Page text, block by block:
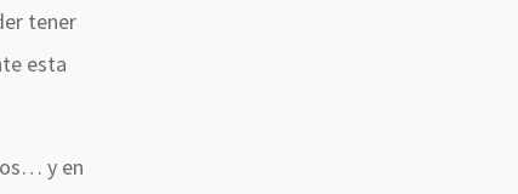
tener
esta
y en